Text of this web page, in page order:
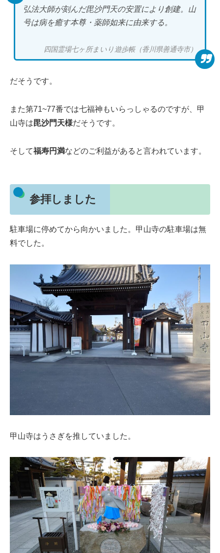
弘法大師が刻んだ毘沙門天の安置により創建。山
号は病を癒す本尊・薬師如来に由来する。
四国霊場七ヶ所まいり遊歩帳（香川県善通寺市）
だそうです。
また第71~77番では七福神もいらっしゃるのですが、甲
山寺は毘沙門天様だそうです。
そして福寿円満などのご利益があると言われています。
参拝しました
駐車場に停めてから向かいました。甲山寺の駐車場は無
料でした。
甲山寺はうさぎを推していました。